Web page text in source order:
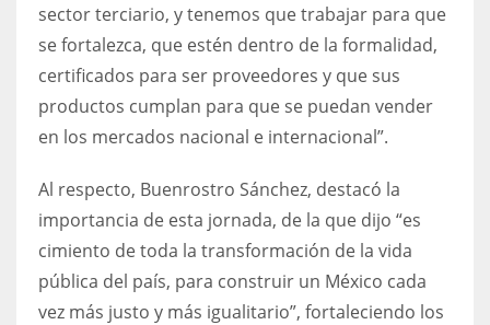
sector terciario, y tenemos que trabajar para que
se fortalezca, que estén dentro de la formalidad,
certificados para ser proveedores y que sus
productos cumplan para que se puedan vender
en los mercados nacional e internacional”.
Al respecto, Buenrostro Sánchez, destacó la
importancia de esta jornada, de la que dijo “es
cimiento de toda la transformación de la vida
pública del país, para construir un México cada
vez más justo y más igualitario”, fortaleciendo los